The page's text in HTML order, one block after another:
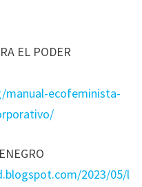
EL PODER
ecofeminista-
2023/05/l